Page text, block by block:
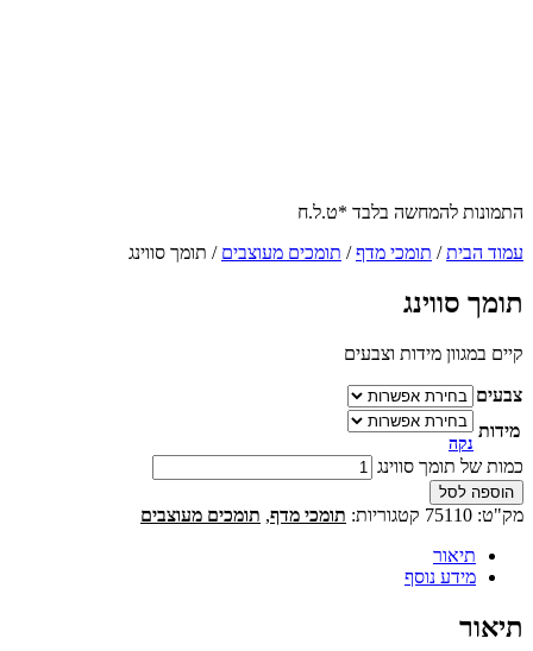
התמונות להמחשה בלבד *ט.ל.ח
עמוד הבית/ תומכי מדף/ תומכים מעוצבים / תומך סווינג
תומך סווינג
קיים במגוון מידות וצבעים
צבעים
מידות
נקה
כמות של תומך סווינג
הוספה לסל
מק"ט: 75110 קטגוריות: תומכי מדף, תומכים מעוצבים
תיאור
מידע נוסף
תיאור